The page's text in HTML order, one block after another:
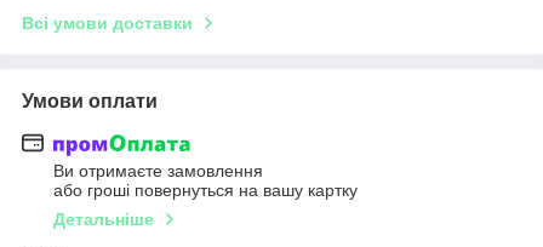
Всі умови доставки
Умови оплати
Ви отримаєте замовлення
або гроші повернуться на вашу картку
Детальніше